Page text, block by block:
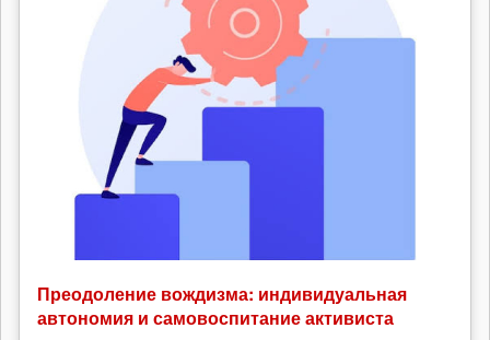
Преодоление вождизма: индивидуальная
автономия и самовоспитание активиста